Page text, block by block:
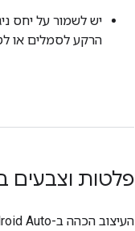
הרקע לסמלים או
פלטות וצבעים